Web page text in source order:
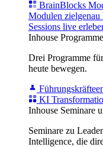
BrainBlocks
Modulen
Sessions live
Inhouse Programme
Drei Programme
heute bewegen.
KI
Inhouse Seminare
Seminare zu
Intelligence, die